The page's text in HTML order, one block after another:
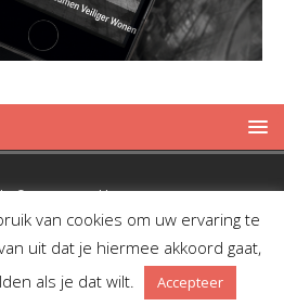
© 2019 Spreekbuis
van cookies om uw ervaring te
uit dat je hiermee akkoord gaat,
als je dat wilt.
Accepteer